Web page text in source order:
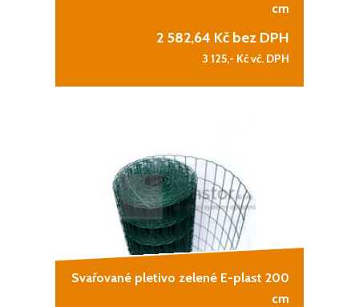
cm
2 582,64 Kč bez DPH
3 125,- Kč vč. DPH
Svařované pletivo zelené E-plast 200
cm